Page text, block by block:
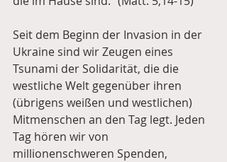
Seit dem Beginn der Invasion in der
Ukraine sind wir Zeugen eines
Tsunami der Solidarität, die die
westliche Welt gegenüber ihren
(übrigens weißen und westlichen)
Mitmenschen an den Tag legt. Jeden
Tag hören wir von
millionenschweren Spenden,